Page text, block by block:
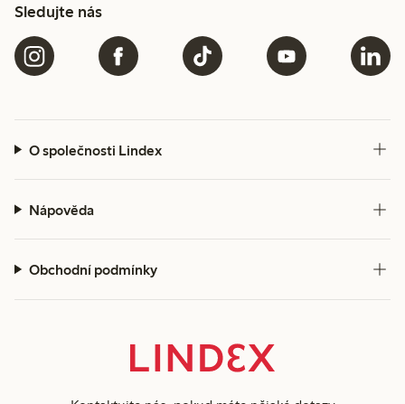
Sledujte nás
O společnosti Lindex
Nápověda
Obchodní podmínky